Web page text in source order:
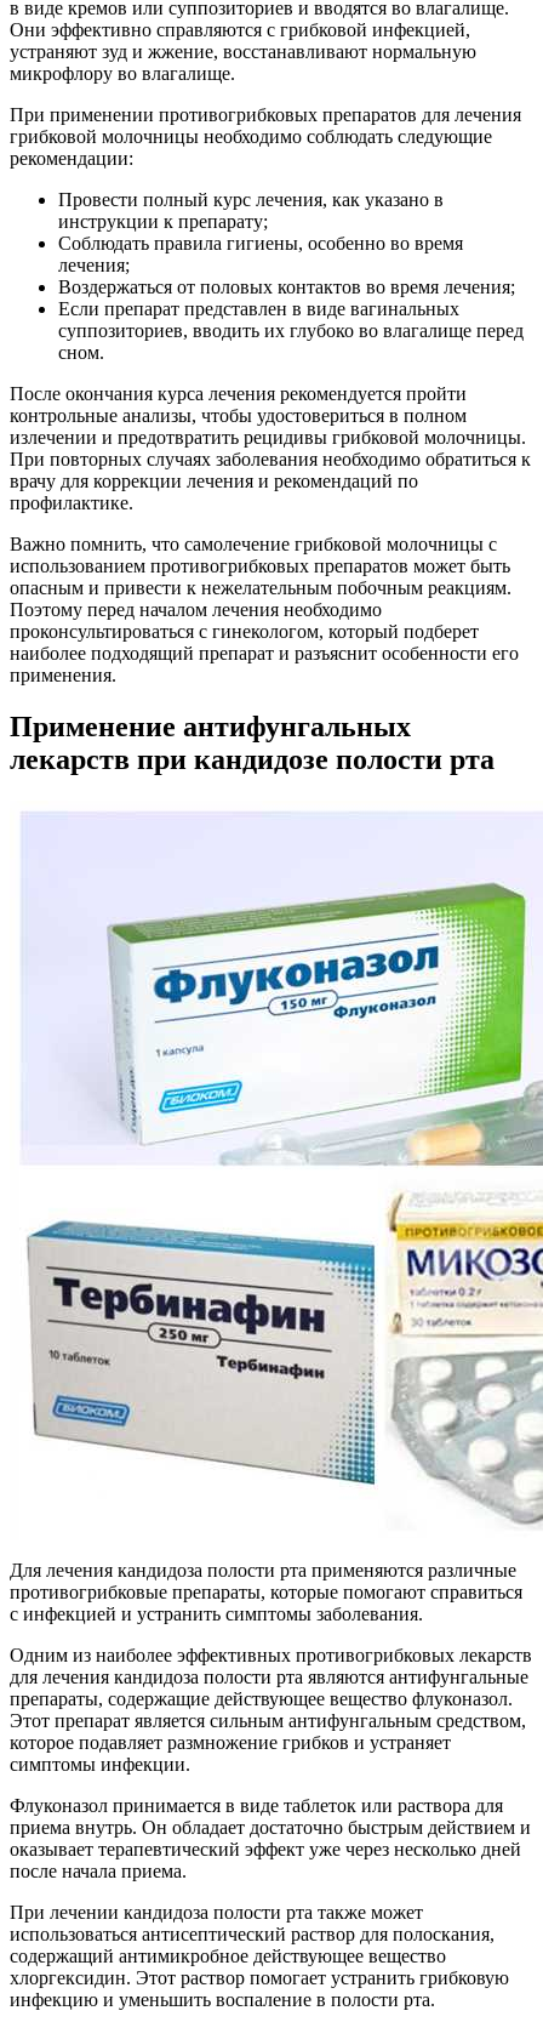
в виде кремов или суппозиториев и вводятся во влагалище.
Они эффективно справляются с грибковой инфекцией,
устраняют зуд и жжение, восстанавливают нормальную
микрофлору во влагалище.
При применении противогрибковых препаратов для лечения
грибковой молочницы необходимо соблюдать следующие
рекомендации:
Провести полный курс лечения, как указано в
инструкции к препарату;
Соблюдать правила гигиены, особенно во время
лечения;
Воздержаться от половых контактов во время лечения;
Если препарат представлен в виде вагинальных
суппозиториев, вводить их глубоко во влагалище перед
сном.
После окончания курса лечения рекомендуется пройти
контрольные анализы, чтобы удостовериться в полном
излечении и предотвратить рецидивы грибковой молочницы.
При повторных случаях заболевания необходимо обратиться к
врачу для коррекции лечения и рекомендаций по
профилактике.
Важно помнить, что самолечение грибковой молочницы с
использованием противогрибковых препаратов может быть
опасным и привести к нежелательным побочным реакциям.
Поэтому перед началом лечения необходимо
проконсультироваться с гинекологом, который подберет
наиболее подходящий препарат и разъяснит особенности его
применения.
Применение антифунгальных
лекарств при кандидозе полости рта
Для лечения кандидоза полости рта применяются различные
противогрибковые препараты, которые помогают справиться
с инфекцией и устранить симптомы заболевания.
Одним из наиболее эффективных противогрибковых лекарств
для лечения кандидоза полости рта являются антифунгальные
препараты, содержащие действующее вещество флуконазол.
Этот препарат является сильным антифунгальным средством,
которое подавляет размножение грибков и устраняет
симптомы инфекции.
Флуконазол принимается в виде таблеток или раствора для
приема внутрь. Он обладает достаточно быстрым действием и
оказывает терапевтический эффект уже через несколько дней
после начала приема.
При лечении кандидоза полости рта также может
использоваться антисептический раствор для полоскания,
содержащий антимикробное действующее вещество
хлоргексидин. Этот раствор помогает устранить грибковую
инфекцию и уменьшить воспаление в полости рта.